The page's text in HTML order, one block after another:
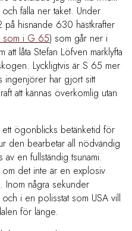
fälla ner taket. Under
på hisnande 630 hästkrafter
som i G 65) som går ner i
låta Stefan Löfven marklyfta
Lyckligtvis är S 65 mer
ingenjörer har gjort sitt
att kännas överkomlig utan
ett ögonblicks betänketid för
den bearbetar all nödvändig
en fullständig tsunami.
om det inte är en explosiv
några sekunder
i en polisstat som USA vill
för länge.